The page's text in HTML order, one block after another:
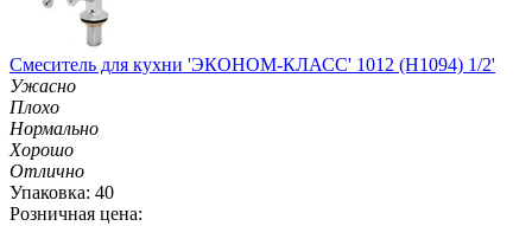
Смеситель для кухни 'ЭКОНОМ-КЛАСС' 1012 (H1094) 1/2'
Ужасно
Плохо
Нормально
Хорошо
Отлично
Упаковка: 40
Розничная цена: